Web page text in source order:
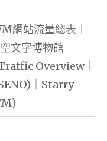
網站流量總表｜
文字博物館
Overview｜
｜Starry